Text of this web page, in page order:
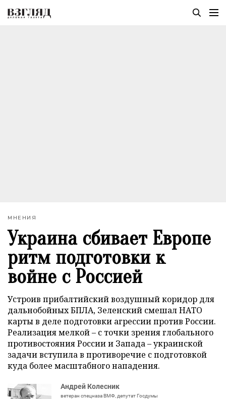
МНЕНИЯ
Украина сбивает Европе
ритм подготовки к
войне с Россией
Устроив прибалтийский воздушный коридор для
дальнобойных БПЛА, Зеленский смешал НАТО
карты в деле подготовки агрессии против России.
Реализация мелкой – с точки зрения глобального
противостояния России и Запада – украинской
задачи вступила в противоречие с подготовкой
куда более масштабного нападения.
Андрей Колесник
ветеран спецназа ВМФ, депутат Госдумы